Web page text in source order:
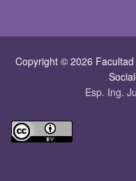
Copyright © 2026
Esp. Ing.